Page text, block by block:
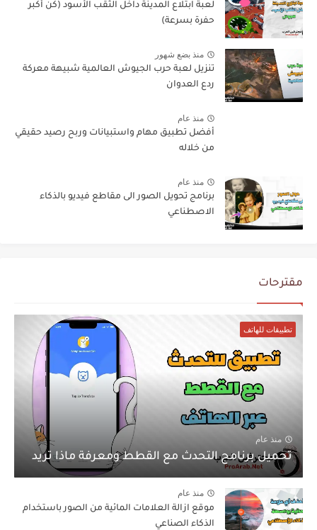
لعبة ابتلاع المدينة داخل الثقب الأسود (كن أكبر
حفرة بسرعة)
منذ بضع شهور
تنزيل لعبة حرب الجيوش العالمية شبيهة معركة
ردع العدوان
منذ عام
أفضل تطبيق مهام واستبيانات وربح رصيد حقيقي
من خلاله
منذ عام
برنامج تحويل الصور الى مقاطع فيديو بالذكاء
الاصطناعي
مقترحات
تطبيقات للهاتف
منذ عام
تحميل برنامج التحدث مع القطط ومعرفة ماذا تريد
منذ عام
موقع ازالة العلامات المائية من الصور باستخدام
الذكاء الصناعي